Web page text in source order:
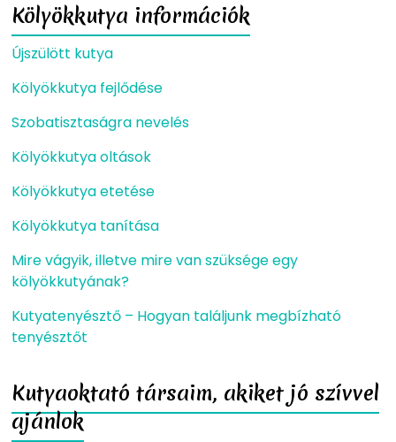
Kölyökkutya információk
Újszülött kutya
Kölyökkutya fejlődése
Szobatisztaságra nevelés
Kölyökkutya oltások
Kölyökkutya etetése
Kölyökkutya tanítása
Mire vágyik, illetve mire van szüksége egy
kölyökkutyának?
Kutyatenyésztő – Hogyan találjunk megbízható
tenyésztőt
Kutyaoktató társaim, akiket jó szívvel
ajánlok